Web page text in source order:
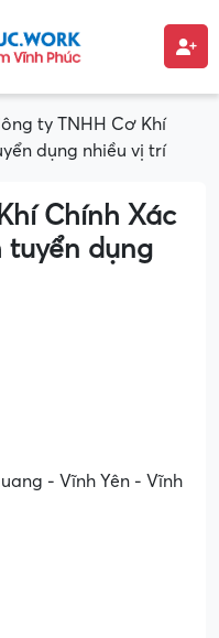
ty TNHH Cơ Khí
dụng nhiều vị trí
Chính Xác
tuyển dụng
- Vĩnh Yên - Vĩnh